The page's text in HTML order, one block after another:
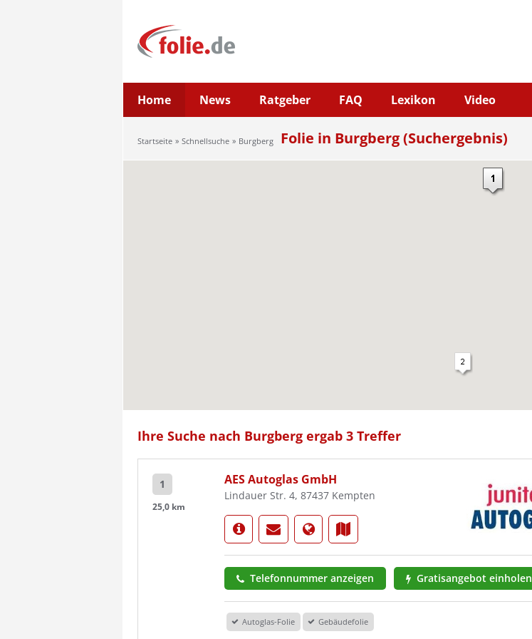
Home News Ratgeber FAQ Lexikon Video
Startseite Schnellsuche Burgberg Folie in Burgberg (Suchergebnis)
Ihre Suche nach Burgberg ergab 3 Treffer
1
25,0 km
AES Autoglas GmbH
Lindauer Str. 4, 87437 Kempten
Telefonnummer anzeigen Gratisangebot einholen
Autoglas-Folie Gebäudefolie